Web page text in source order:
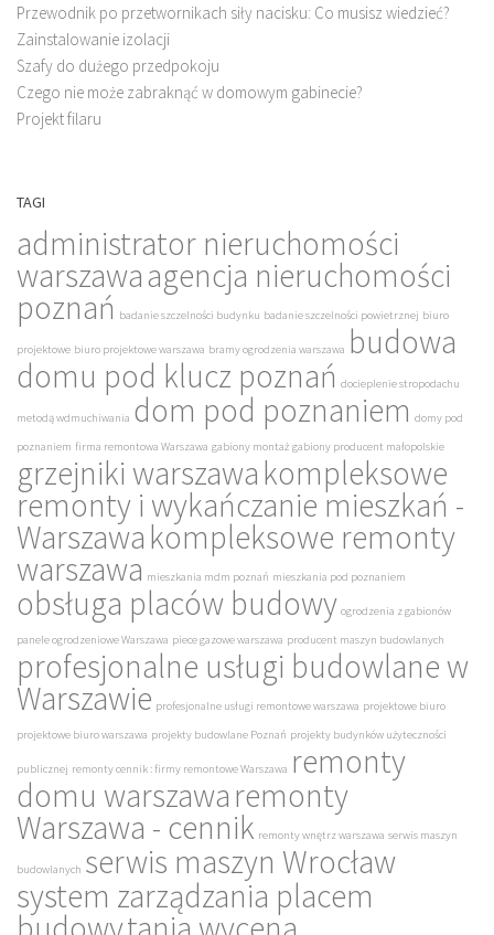
Przewodnik po przetwornikach siły nacisku: Co musisz wiedzieć?
Zainstalowanie izolacji
Szafy do dużego przedpokoju
Czego nie może zabraknąć w domowym gabinecie?
Projekt filaru
TAGI
administrator nieruchomości
warszawaagencja nieruchomości
poznań badanie szczelności budynku badanie szczelności powietrznej biuro
projektowe biuro projektowe warszawa bramy ogrodzenia warszawa budowa
domu pod klucz poznań docieplenie stropodachu
metodą wdmuchiwania dom pod poznaniem domy pod
poznaniem firma remontowa Warszawa gabiony montaż gabiony producent małopolskie
grzejniki warszawakompleksowe
remonty i wykańczanie mieszkań -
Warszawakompleksowe remonty
warszawa mieszkania mdm poznań mieszkania pod poznaniem
obsługa placów budowy ogrodzenia z gabionów
panele ogrodzeniowe Warszawa piece gazowe warszawa producent maszyn budowlanych
profesjonalne usługi budowlane w
Warszawie profesjonalne usługi remontowe warszawa projektowe biuro
projektowe biuro warszawa projekty budowlane Poznań projekty budynków użyteczności
publicznej remonty cennik : firmy remontowe Warszawa remonty
domu warszawaremonty
Warszawa - cennik remonty wnętrz warszawa serwis maszyn
budowlanych serwis maszyn Wrocław
system zarządzania placem